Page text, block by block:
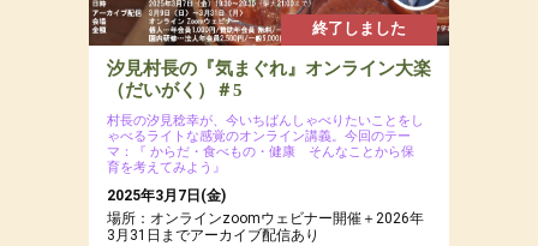
終了しました
汐見村長の『気まぐれ』オンライン大楽
（だいがく）＃5
村長の汐見稔幸が、今いちばんしゃべりたいことをし
ゃべるライトな感覚のオンライン講義。今回のテー
マ：『 からだ・食べもの・健康 そんなことから保
育を考えてみよう』
2025年3月7日(金)
場所：オンラインzoomウェビナー開催＋2026年
3月31日までアーカイブ配信あり